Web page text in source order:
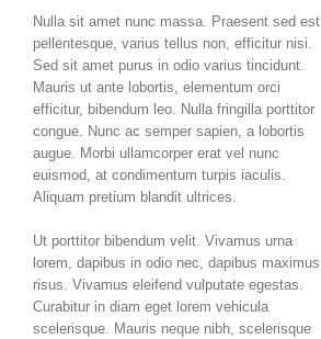
Nulla sit amet nunc massa. Praesent sed est
pellentesque, varius tellus non, efficitur nisi.
Sed sit amet purus in odio varius tincidunt.
Mauris ut ante lobortis, elementum orci
efficitur, bibendum leo. Nulla fringilla porttitor
congue. Nunc ac semper sapien, a lobortis
augue. Morbi ullamcorper erat vel nunc
euismod, at condimentum turpis iaculis.
Aliquam pretium blandit ultrices.
Ut porttitor bibendum velit. Vivamus urna
lorem, dapibus in odio nec, dapibus maximus
risus. Vivamus eleifend vulputate egestas.
Curabitur in diam eget lorem vehicula
scelerisque. Mauris neque nibh, scelerisque